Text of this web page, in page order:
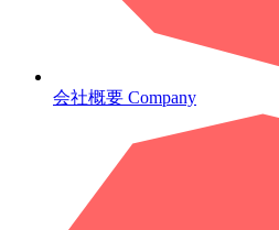
会社概要 Company